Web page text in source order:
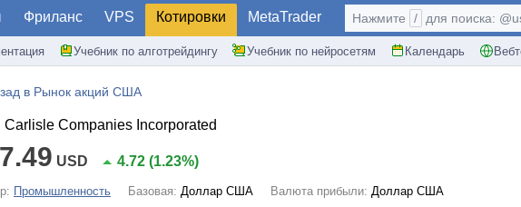
Фриланс VPS Котировки MetaTrader
Учебник по алготрейдингу Учебник по нейросетям Календарь
Нажмите / для поиска:
в Рынок акций США
Carlisle Companies Incorporated
USD 4.72 (1.23%)
Промышленность Базовая: Доллар США Валюта прибыли: Доллар США